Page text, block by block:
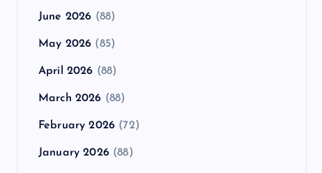
June 2026 (88)
May 2026 (85)
April 2026 (88)
March 2026 (88)
February 2026 (72)
January 2026(88)